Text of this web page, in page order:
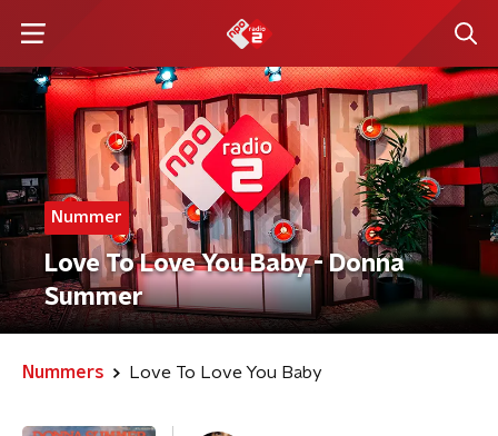
Nummer
Love To Love You Baby - Donna
Summer
Nummers Love To Love You Baby